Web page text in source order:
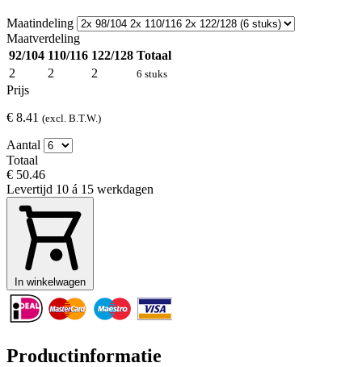
Maatindeling
Maatverdeling
92/104 110/116 122/128 Totaal
2
2 2 6 stuks
Prijs
€ 8.41 (excl. B.T.W.)
Aantal
Totaal
€ 50.46
Levertijd 10 á 15 werkdagen
In winkelwagen
Productinformatie